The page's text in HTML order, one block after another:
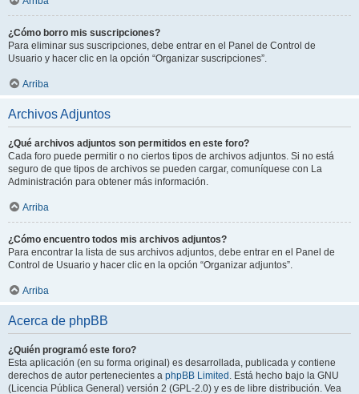
¿Cómo borro mis suscripciones?
Para eliminar sus suscripciones, debe entrar en el Panel de Control de
Usuario y hacer clic en la opción “Organizar suscripciones”.
Arriba
Archivos Adjuntos
¿Qué archivos adjuntos son permitidos en este foro?
Cada foro puede permitir o no ciertos tipos de archivos adjuntos. Si no está
seguro de que tipos de archivos se pueden cargar, comuníquese con La
Administración para obtener más información.
Arriba
¿Cómo encuentro todos mis archivos adjuntos?
Para encontrar la lista de sus archivos adjuntos, debe entrar en el Panel de
Control de Usuario y hacer clic en la opción “Organizar adjuntos”.
Arriba
Acerca de phpBB
¿Quién programó este foro?
Esta aplicación (en su forma original) es desarrollada, publicada y contiene
derechos de autor pertenecientes a phpBB Limited . Está hecho bajo la GNU
(Licencia Pública General) versión 2 (GPL-2.0) y es de libre distribución. Vea